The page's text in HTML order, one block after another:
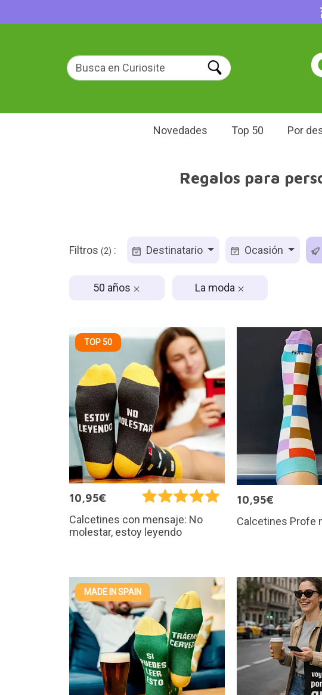
Novedades Top 50 Por
Regalos para
Filtros (2) : Destinatario Ocasión
50 años La moda
TOP 50
10,95€
Calcetines con mensaje: No
molestar, estoy leyendo
10,95€
Calcetines Profe
MADE IN SPAIN